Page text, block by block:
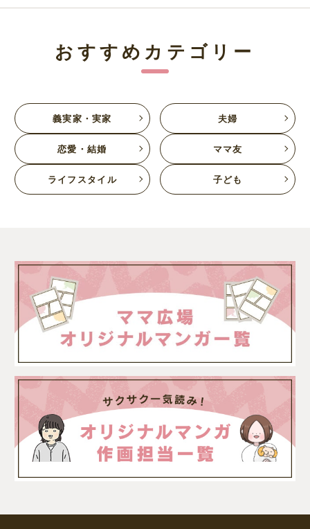
おすすめカテゴリー
義実家・実家 夫婦
恋愛・結婚 ママ友
ライフスタイル 子ども